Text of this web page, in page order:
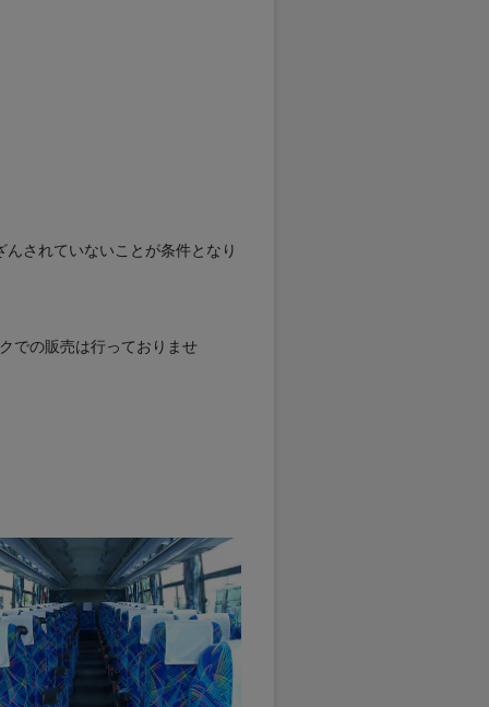
されていないことが条件となり
での販売は行っておりませ